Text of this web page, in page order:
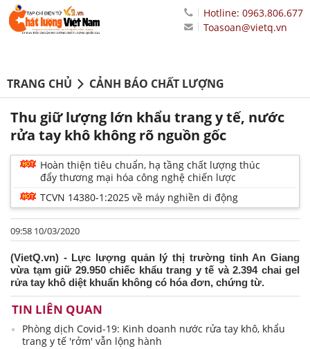
Hotline: 0963.806.677
Toasoan@vietq.vn
TRANG CHỦ CẢNH BÁO CHẤT LƯỢNG
Thu giữ lượng lớn khẩu trang y tế, nước
rửa tay khô không rõ nguồn gốc
Hoàn thiện tiêu chuẩn, hạ tầng chất lượng thúc
đẩy thương mại hóa công nghệ chiến lược
TCVN 14380-1:2025 về máy nghiền di động
09:58 10/03/2020
(VietQ.vn) - Lực lượng quản lý thị trường tỉnh An Giang
vừa tạm giữ 29.950 chiếc khẩu trang y tế và 2.394 chai gel
rửa tay khô diệt khuẩn không có hóa đơn, chứng từ.
TIN LIÊN QUAN
Phòng dịch Covid-19: Kinh doanh nước rửa tay khô, khẩu
trang y tế 'rởm' vẫn lộng hành